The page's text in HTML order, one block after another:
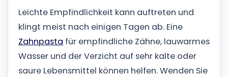
Leichte Empfindlichkeit kann auftreten und
klingt meist nach einigen Tagen ab. Eine
Zahnpasta für empfindliche Zähne, lauwarmes
Wasser und der Verzicht auf sehr kalte oder
saure Lebensmittel können helfen. Wenden Sie